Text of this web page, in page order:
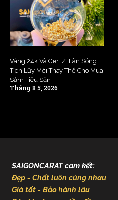
Vàng 24k Và Gen Z: Làn Sóng
Tích Lũy Mới Thay Thế Cho Mua
Sắm Tiêu Sản
Tháng 8 5, 2026
SAIGONCARAT cam kết:
Đẹp - Chất luôn cùng nhau
Giá tốt - Bảo hành lâu